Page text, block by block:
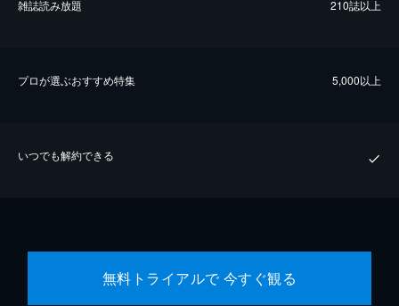
雑誌読み放題 210誌以上
プロが選ぶおすすめ特集 5,000以上
いつでも解約できる
無料トライアルで 今すぐ観る